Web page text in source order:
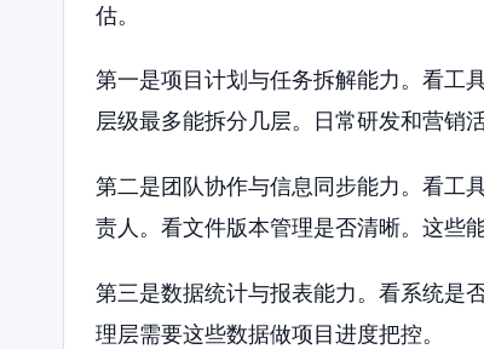
估。
第一是项目计划与任务拆解能力。看工
层级最多能拆分几层。日常研发和营销
第二是团队协作与信息同步能力。看工
责人。看文件版本管理是否清晰。这些
第三是数据统计与报表能力。看系统是
理层需要这些数据做项目进度把控。